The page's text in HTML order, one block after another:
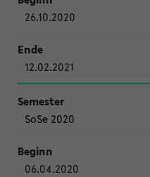
26.10.2020
12.02.2021
SoSe 2020
06.04.2020